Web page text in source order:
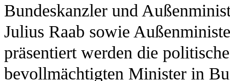
Bundeskanzler und
Julius Raab sowie
präsentiert werden die
bevollmächtigten Minister in